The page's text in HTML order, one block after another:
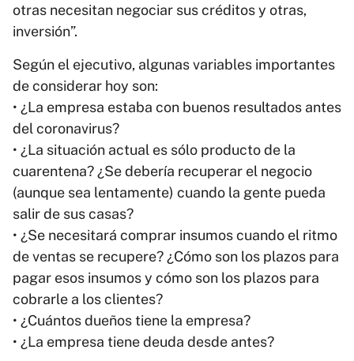
otras necesitan negociar sus créditos y otras,
inversión”.
Según el ejecutivo, algunas variables importantes
de considerar hoy son:
• ¿La empresa estaba con buenos resultados antes
del coronavirus?
• ¿La situación actual es sólo producto de la
cuarentena? ¿Se debería recuperar el negocio
(aunque sea lentamente) cuando la gente pueda
salir de sus casas?
• ¿Se necesitará comprar insumos cuando el ritmo
de ventas se recupere? ¿Cómo son los plazos para
pagar esos insumos y cómo son los plazos para
cobrarle a los clientes?
• ¿Cuántos dueños tiene la empresa?
• ¿La empresa tiene deuda desde antes?